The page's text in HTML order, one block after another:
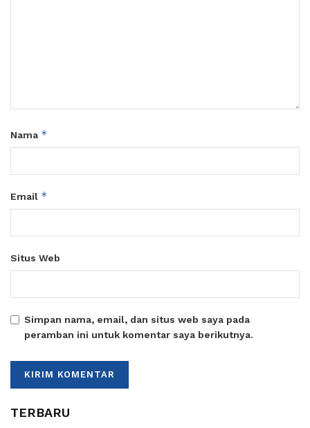
Nama *
Email *
Situs Web
Simpan nama, email, dan situs web saya pada
peramban ini untuk komentar saya berikutnya.
TERBARU